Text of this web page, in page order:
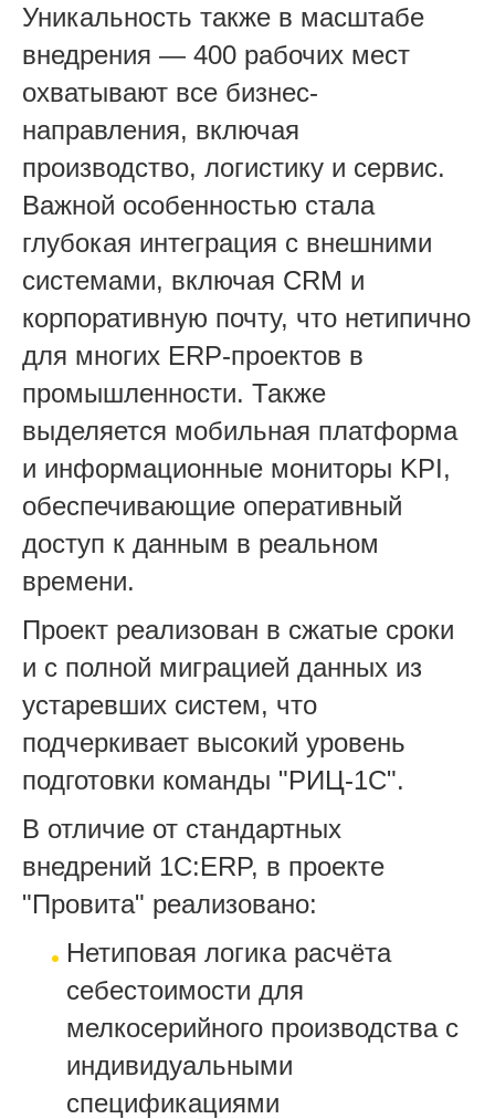
Уникальность также в масштабе
внедрения — 400 рабочих мест
охватывают все бизнес-
направления, включая
производство, логистику и сервис.
Важной особенностью стала
глубокая интеграция с внешними
системами, включая CRM и
корпоративную почту, что нетипично
для многих ERP-проектов в
промышленности. Также
выделяется мобильная платформа
и информационные мониторы KPI,
обеспечивающие оперативный
доступ к данным в реальном
времени.
Проект реализован в сжатые сроки
и с полной миграцией данных из
устаревших систем, что
подчеркивает высокий уровень
подготовки команды "РИЦ-1С".
В отличие от стандартных
внедрений 1С:ERP, в проекте
"Провита" реализовано:
Нетиповая логика расчёта
себестоимости для
мелкосерийного производства с
индивидуальными
спецификациями